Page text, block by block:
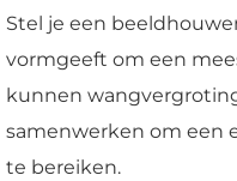
Stel je een
vormgeeft om een
kunnen
samenwerken om een
te bereiken.